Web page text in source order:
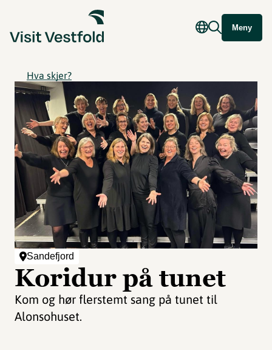
Meny
Hva skjer?
Sandefjord
Koridur på tunet
Kom og hør flerstemt sang på tunet til
Alonsohuset.